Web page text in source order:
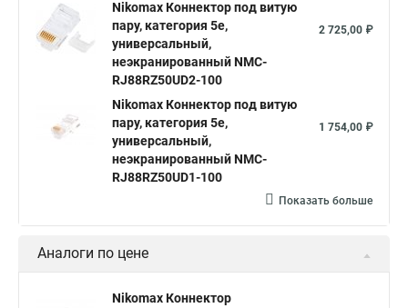
Nikomax Коннектор под витую
пару, категория 5е,
универсальный,
неэкранированный NMC-
RJ88RZ50UD2-100
2 725,00 ₽
Nikomax Коннектор под витую
пару, категория 5е,
универсальный,
неэкранированный NMC-
RJ88RZ50UD1-100
1 754,00 ₽
Показать больше
Аналоги по цене
Nikomax Коннектор